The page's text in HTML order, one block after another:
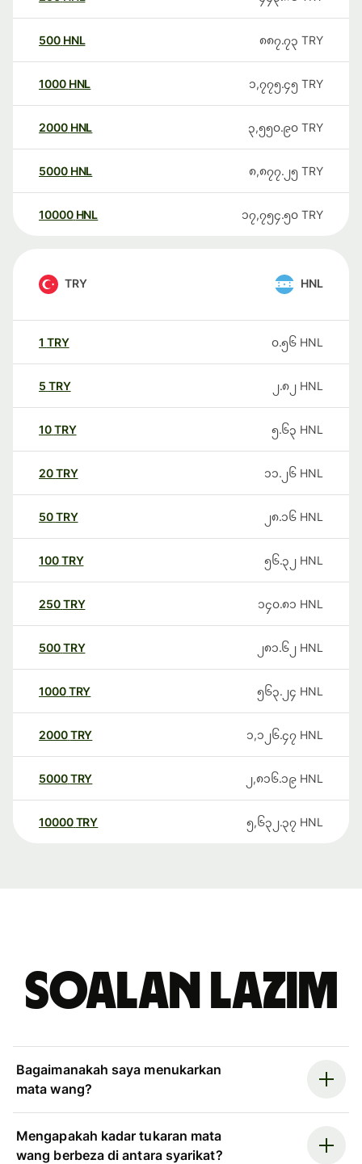
500 HNL ၈၈၇.၇၃ TRY
1000 HNL ၁,၇၇၅.၄၅ TRY
2000 HNL ၃,၅၅၀.၉၀ TRY
5000 HNL ၈,၈၇၇.၂၅ TRY
10000 HNL ၁၇,၇၅၄.၅၀ TRY
TRY HNL
1 TRY ၀.၅၆ HNL
5 TRY ၂.၈၂ HNL
10TRY ၅.၆၃ HNL
20TRY ၁၁.၂၆ HNL
50TRY ၂၈.၁၆ HNL
100TRY ၅၆.၃၂ HNL
250TRY ၁၄၀.၈၁ HNL
500TRY ၂၈၁.၆၂ HNL
1000TRY ၅၆၃.၂၄ HNL
2000TRY ၁,၁၂၆.၄၇ HNL
5000TRY ၂,၈၁၆.၁၉ HNL
10000 TRY ၅,၆၃၂.၃၇ HNL
Soalan Lazim
Bagaimanakah saya menukarkan
mata wang?
Mengapakah kadar tukaran mata
wang berbeza di antara syarikat?